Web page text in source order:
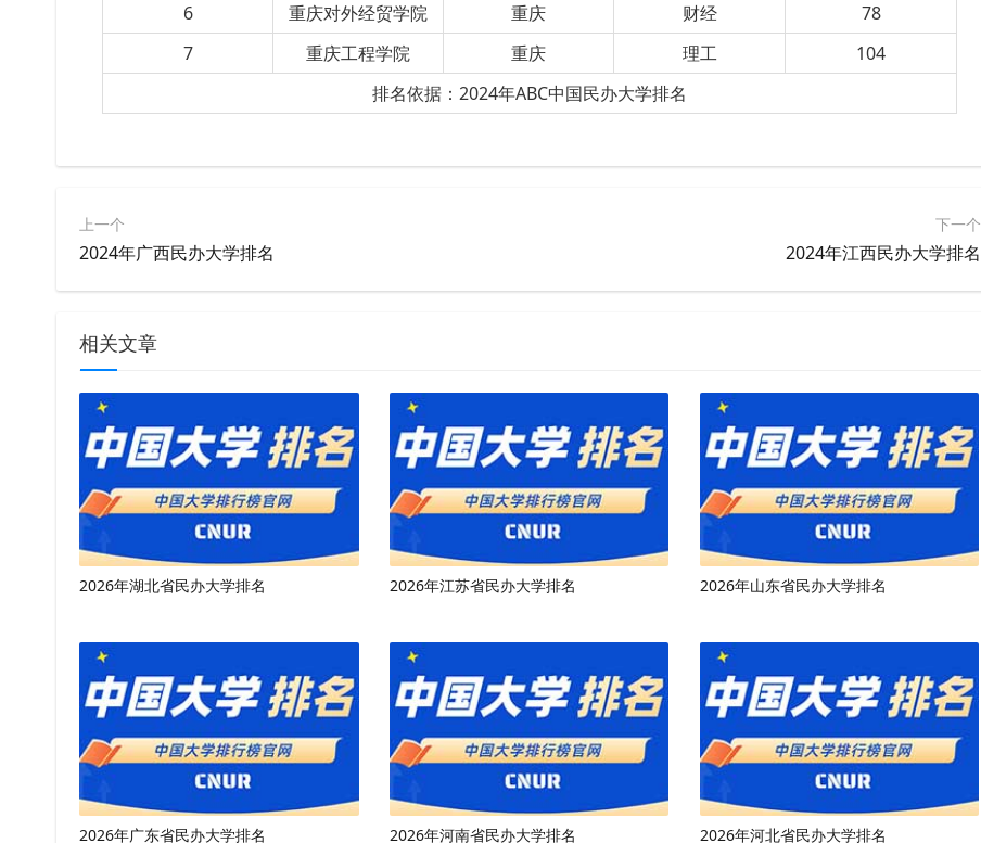
6
重庆对外经贸学院 重庆 财经
78
7
重庆工程学院 重庆 理工
104
排名依据：2024年ABC中国民办大学排名
上一个
2024年广西民办大学排名
下一个
2024年江西民办大学排名
相关文章
2026年湖北省民办大学排名 2026年江苏省民办大学排名 2026年山东省民办大学排名
2026年广东省民办大学排名 2026年河南省民办大学排名 2026年河北省民办大学排名